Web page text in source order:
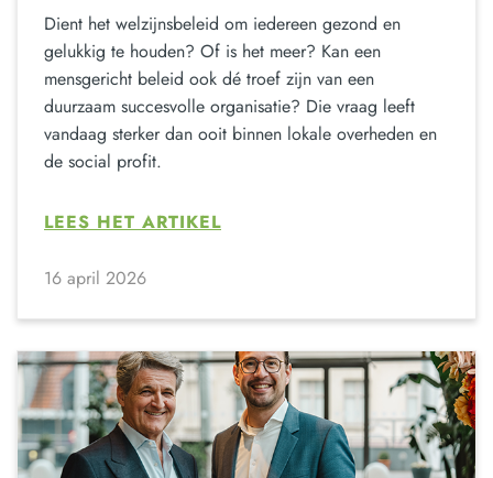
Dient het welzijnsbeleid om iedereen gezond en
gelukkig te houden? Of is het meer? Kan een
mensgericht beleid ook dé troef zijn van een
duurzaam succesvolle organisatie? Die vraag leeft
vandaag sterker dan ooit binnen lokale overheden en
de social profit.
LEES HET ARTIKEL
16 april 2026